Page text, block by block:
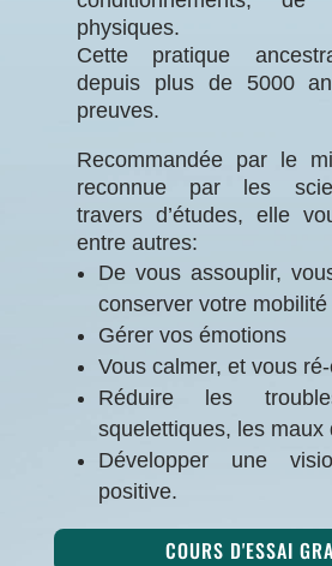
physiques.
Cette pratique
depuis plus de 5000
preuves.
Recommandée par le
reconnue par les
travers d’études, elle
entre autres:
De vous assouplir,
conserver votre mobilité
Gérer vos émotions
Vous calmer, et vous
Réduire les
squelettiques, les maux
Développer une
positive.
COURS D'ESSAI